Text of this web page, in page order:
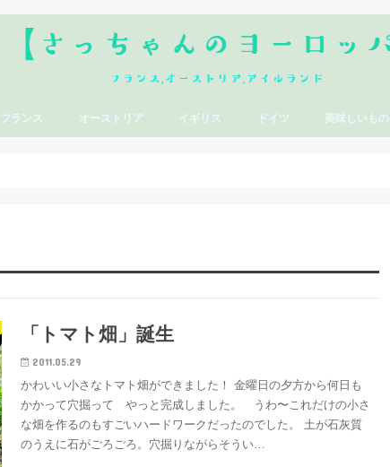
フランス オーストリア イギリス ドイツ 美味しいもの
「トマト畑」誕生
2011.05.29
かわいい小さなトマト畑ができました！ 金曜日の夕方から何日も
かかって穴掘って やっと完成しました。 うわ〜これだけの小さ
な畑を作るのもすごいハードワークだったのでした。 土が石灰質
のうえに石がごろごろ。穴掘りながらそうい…